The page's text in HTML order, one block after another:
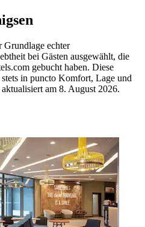
echter
bei Gästen ausgewählt, die
gebucht haben. Diese
in puncto Komfort, Lage und
am 8. August 2026.